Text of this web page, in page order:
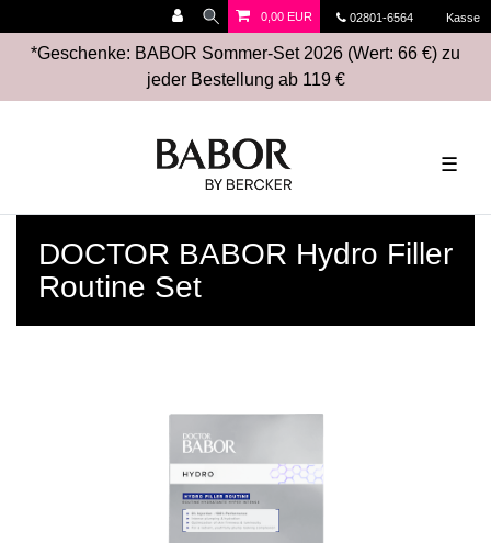
02801-6564 Kasse
0,00 EUR
*Geschenke: BABOR Sommer-Set 2026 (Wert: 66 €) zu
jeder Bestellung ab 119 €
☰
DOCTOR BABOR Hydro Filler
Routine Set